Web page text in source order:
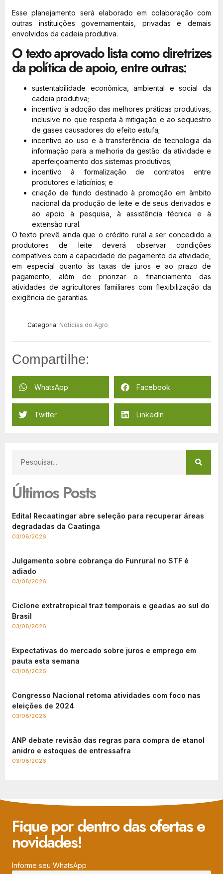
Esse planejamento será elaborado em colaboração com
outras instituições governamentais, privadas e demais
envolvidos da cadeia produtiva.
O texto aprovado lista como diretrizes
da política de apoio, entre outras:
sustentabilidade econômica, ambiental e social da
cadeia produtiva;
incentivo à adoção das melhores práticas produtivas,
inclusive no que respeita à mitigação e ao sequestro
de gases causadores do efeito estufa;
incentivo ao uso e à transferência de tecnologia da
informação para a melhoria da gestão da atividade e
aperfeiçoamento dos sistemas produtivos;
incentivo à formalização de contratos entre
produtores e laticínios; e
criação de fundo destinado à promoção em âmbito
nacional da produção de leite e de seus derivados e
ao apoio à pesquisa, à assistência técnica e à
extensão rural.
O texto prevê ainda que o crédito rural a ser concedido a
produtores de leite deverá observar condições
compatíveis com a capacidade de pagamento da atividade,
em especial quanto às taxas de juros e ao prazo de
pagamento, além de priorizar o financiamento das
atividades de agricultores familiares com flexibilização da
exigência de garantias.
Categoria: Notícias do Agro
Compartilhe:
WhatsApp Facebook
Twitter LinkedIn
Últimos Posts
Edital Recaatingar abre seleção para recuperar áreas
degradadas da Caatinga
03/08/2026
Julgamento sobre cobrança do Funrural no STF é
adiado
03/08/2026
Ciclone extratropical traz temporais e geadas ao sul do
Brasil
03/08/2026
Expectativas do mercado sobre juros e emprego em
pauta esta semana
03/08/2026
Congresso Nacional retoma atividades com foco nas
eleições de 2024
03/08/2026
ANP debate revisão das regras para compra de etanol
anidro e estoques de entressafra
03/08/2026
Fique por dentro das ofertas e
novidades!
Informe seu WhatsApp